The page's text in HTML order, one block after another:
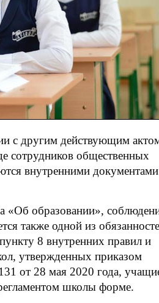
с другим действующим
сотрудников общественных
внутренними документами
«Об образовании»,
также одной из
8 внутренних правил и
утвержденных приказом
от 28 мая 2020 года,
школы форме.